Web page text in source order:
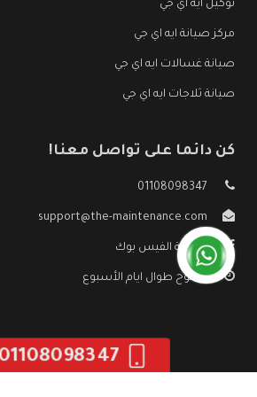
توكيل ايه اي جي
مركز صيانة ايه اي جي
صيانة غسالات ايه اي جي
صيانة ثلاجات ايه اي جي
كن دائما على تواصل معنا!
01108098347
support@the-maintenance.com
صفحة الفيس بوك
مفتوح طوال ايام الأسبوع
01108098347